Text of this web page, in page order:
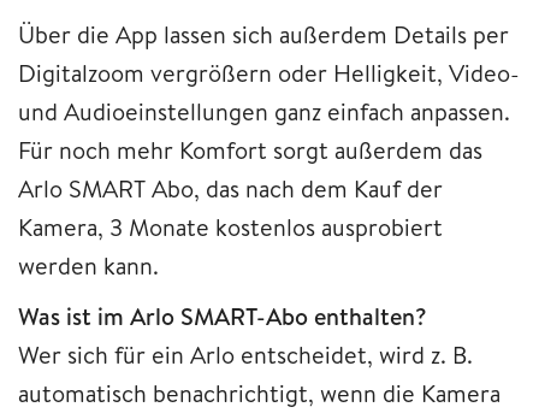
Über die App lassen sich außerdem Details per
Digitalzoom vergrößern oder Helligkeit, Video-
und Audioeinstellungen ganz einfach anpassen.
Für noch mehr Komfort sorgt außerdem das
Arlo SMART Abo, das nach dem Kauf der
Kamera, 3 Monate kostenlos ausprobiert
werden kann.
Was ist im Arlo SMART-Abo enthalten?
Wer sich für ein Arlo entscheidet, wird z. B.
automatisch benachrichtigt, wenn die Kamera